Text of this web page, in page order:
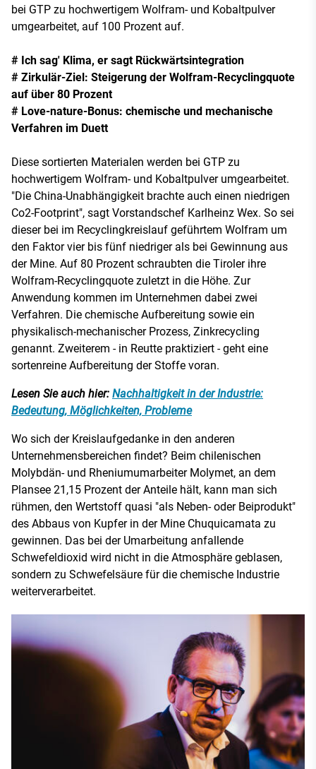
bei GTP zu hochwertigem Wolfram- und Kobaltpulver
umgearbeitet, auf 100 Prozent auf.
# Ich sag' Klima, er sagt Rückwärtsintegration
# Zirkulär-Ziel: Steigerung der Wolfram-Recyclingquote
auf über 80 Prozent
# Love-nature-Bonus: chemische und mechanische
Verfahren im Duett
Diese sortierten Materialen werden bei GTP zu
hochwertigem Wolfram- und Kobaltpulver umgearbeitet.
"Die China-Unabhängigkeit brachte auch einen niedrigen
Co2-Footprint", sagt Vorstandschef Karlheinz Wex. So sei
dieser bei im Recyclingkreislauf geführtem Wolfram um
den Faktor vier bis fünf niedriger als bei Gewinnung aus
der Mine. Auf 80 Prozent schraubten die Tiroler ihre
Wolfram-Recyclingquote zuletzt in die Höhe. Zur
Anwendung kommen im Unternehmen dabei zwei
Verfahren. Die chemische Aufbereitung sowie ein
physikalisch-mechanischer Prozess, Zinkrecycling
genannt. Zweiterem - in Reutte praktiziert - geht eine
sortenreine Aufbereitung der Stoffe voran.
Lesen Sie auch hier: Nachhaltigkeit in der Industrie:
Bedeutung, Möglichkeiten, Probleme
Wo sich der Kreislaufgedanke in den anderen
Unternehmensbereichen findet? Beim chilenischen
Molybdän- und Rheniumumarbeiter Molymet, an dem
Plansee 21,15 Prozent der Anteile hält, kann man sich
rühmen, den Wertstoff quasi "als Neben- oder Beiprodukt"
des Abbaus von Kupfer in der Mine Chuquicamata zu
gewinnen. Das bei der Umarbeitung anfallende
Schwefeldioxid wird nicht in die Atmosphäre geblasen,
sondern zu Schwefelsäure für die chemische Industrie
weiterverarbeitet.